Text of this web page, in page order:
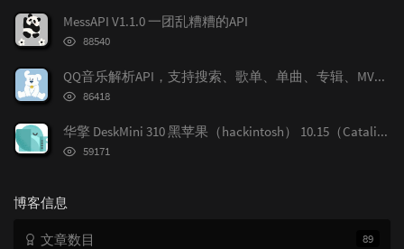
次
数:
MessAPI V1.1.0 一团乱糟糟的API
浏
次
数:
88540
QQ音乐解析API，支持搜索、歌单、单曲、专辑、MV解析、多音质切换
浏
次
数:
86418
华擎 DeskMini 310 黑苹果（hackintosh） 10.15（Catalina） OpenCore配置
浏
59171
博客信息
89
文章数目